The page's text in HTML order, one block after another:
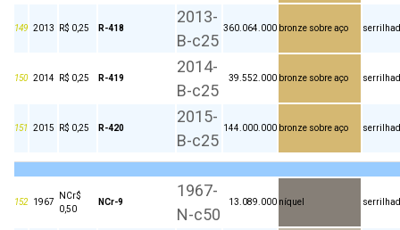
149 2013 R$ 0,25 R-418
2013-
B-c25
360.064.000 bronze sobre aço
150 2014 R$ 0,25 R-419
2014-
B-c25
39.552.000 bronze sobre aço
151 2015 R$ 0,25 R-420
2015-
B-c25
144.000.000 bronze sobre aço
152 1967
NCr$
0,50
NCr-9
1967-
N-c50
13.089.000 níquel